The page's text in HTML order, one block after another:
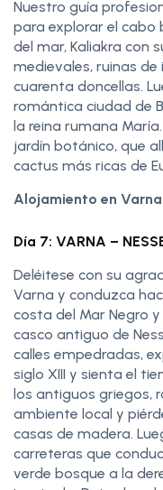
Nuestro guía
para explorar el cabo
del mar, Kaliakra con
medievales, ruinas de
cuarenta doncellas.
romántica ciudad de
la reina rumana
jardín botánico, que
cactus más ricas de
Alojamiento en
Día 7: VARNA –
Deléitese con su
Varna y conduzca
costa del Mar Negro y
casco antiguo de
calles empedradas,
siglo XIII y sienta el
los antiguos griegos,
ambiente local y
casas de madera.
carreteras que
verde bosque a la